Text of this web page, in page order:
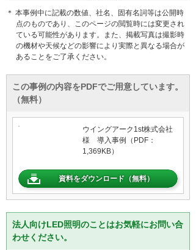
＊ 本事例中に記載の数値、社名、固有名詞等は公開時
点のものであり、このページの閲覧時には変更され
ている可能性があります。また、掲載写真は撮影時
の機材や天候などの影響により実際と異なる場合が
あることをご了承ください。
この事例の内容をPDFでご用意しています。
（無料）
ウイングアーク1st株式会社
様 導入事例（PDF：
1,369KB）
資料をダウンロード（無料）
法人向けLED照明のことはお気軽にお問い合
わせください。